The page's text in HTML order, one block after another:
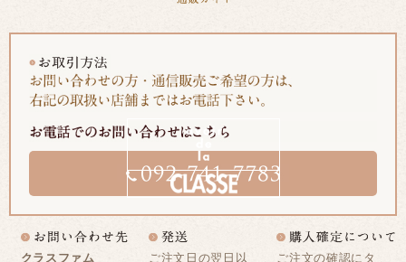
クラスファム
ご注文日の翌日以
ご注文の確認にタ